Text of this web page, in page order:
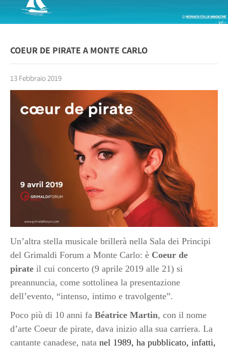
COEUR DE PIRATE A MONTE CARLO
13 Febbraio 2019
Un’altra stella musicale brillerà nella Sala dei Principi
del Grimaldi Forum a Monte Carlo: è Coeur de
pirate il cui concerto (9 aprile 2019 alle 21) si
preannuncia, come sottolinea la presentazione
dell’evento, “intenso, intimo e travolgente”.
Poco più di 10 anni fa Béatrice Martin, con il nome
d’arte Coeur de pirate, dava inizio alla sua carriera. La
cantante canadese, nata nel 1989, ha pubblicato, infatti,